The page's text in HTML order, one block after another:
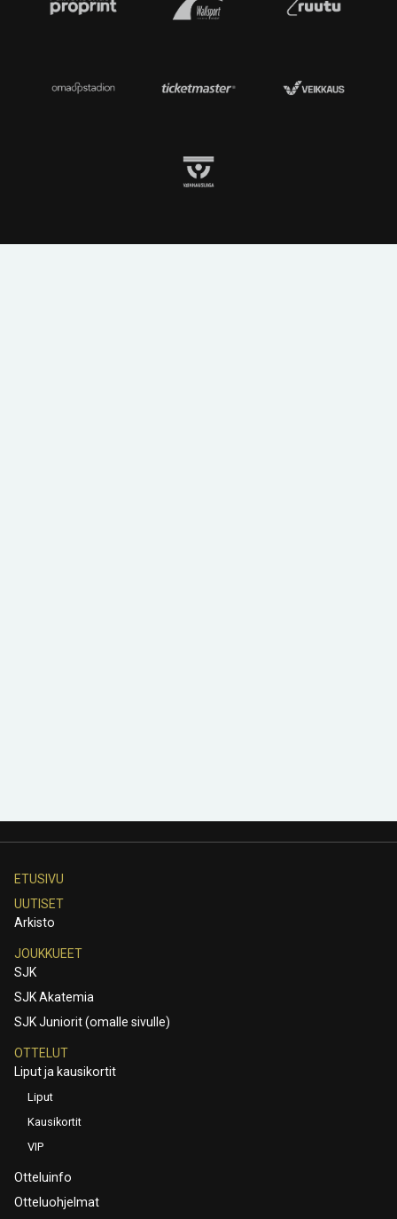
ETUSIVU
UUTISET
Arkisto
JOUKKUEET
SJK
SJK Akatemia
SJK Juniorit (omalle sivulle)
OTTELUT
Liput ja kausikortit
Liput
Kausikortit
VIP
Otteluinfo
Otteluohjelmat